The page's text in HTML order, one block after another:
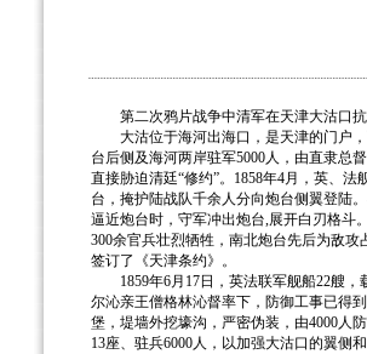
第二次鸦片战争中清军在天津大沽口抗
大沽位于海河出海口，是天津的门户，
台后侧及海河两岸驻军5000人，由直隶总
直接胁迫清廷“修约”。1858年4月，英、
台，掩护陆战队千余人分向炮台侧翼登陆
逼近炮台时，守军冲出炮台,展开白刃格斗
300余官兵壮烈牺牲，南北炮台先后为敌
签订了《天津条约》。
1859年6月17日，英法联军舰船22艘，
尔沁亲王僧格林沁督率下，防御工事已得
堡，堤墙外挖壕沟，严密伪装，由4000人
13座、驻兵6000人，以加强大沽口的翼侧